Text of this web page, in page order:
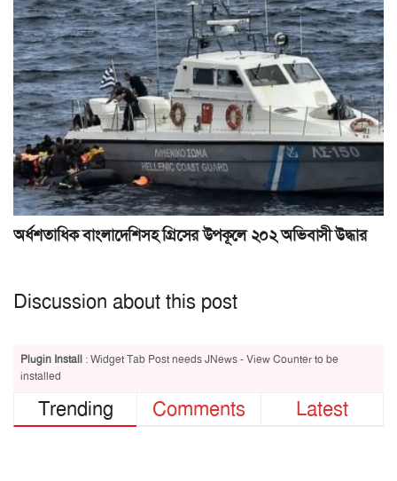
অর্ধশতাধিক বাংলাদেশিসহ গ্রিসের উপকূলে ২০২ অভিবাসী উদ্ধার
Discussion about this post
Plugin Install : Widget Tab Post needs JNews - View Counter to be
installed
Trending Comments Latest